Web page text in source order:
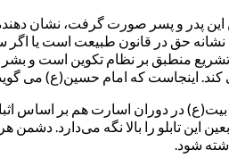
پدر و پسر صورت گرفت، نشان
نشانه حق در قانون طبیعت است یا
تشریع منطبق بر نظام تکوین است
که امام حسین(ع) می گوید
در دوران اسارت هم بر اساس
این تابلو را بالا نگه می‌دارد.
شود.